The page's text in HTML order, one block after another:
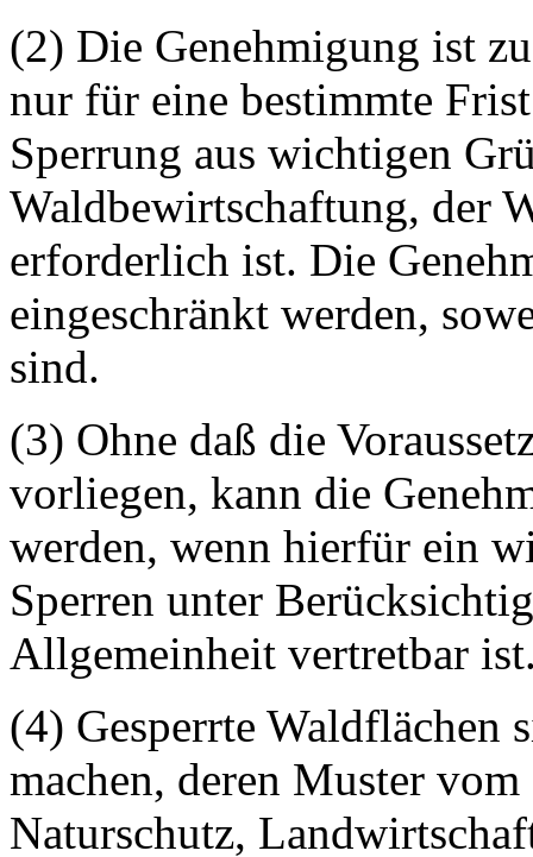
(2) Die Genehmigung ist
nur für eine bestimmte
Sperrung aus wichtigen
Waldbewirtschaftung, der
erforderlich ist. Die
eingeschränkt werden,
sind.
(3) Ohne daß die
vorliegen, kann die
werden, wenn hierfür ein
Sperren unter
Allgemeinheit vertretbar
(4) Gesperrte Waldflächen
machen, deren Muster
Naturschutz,